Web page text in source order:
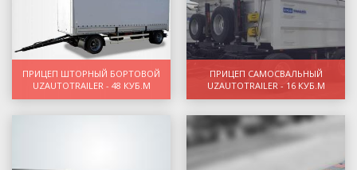
ПРИЦЕП ШТОРНЫЙ БОРТОВОЙ
UZAUTOTRAILER - 48 КУБ.М
ПРИЦЕП САМОСВАЛЬНЫЙ
UZAUTOTRAILER - 16 КУБ.М